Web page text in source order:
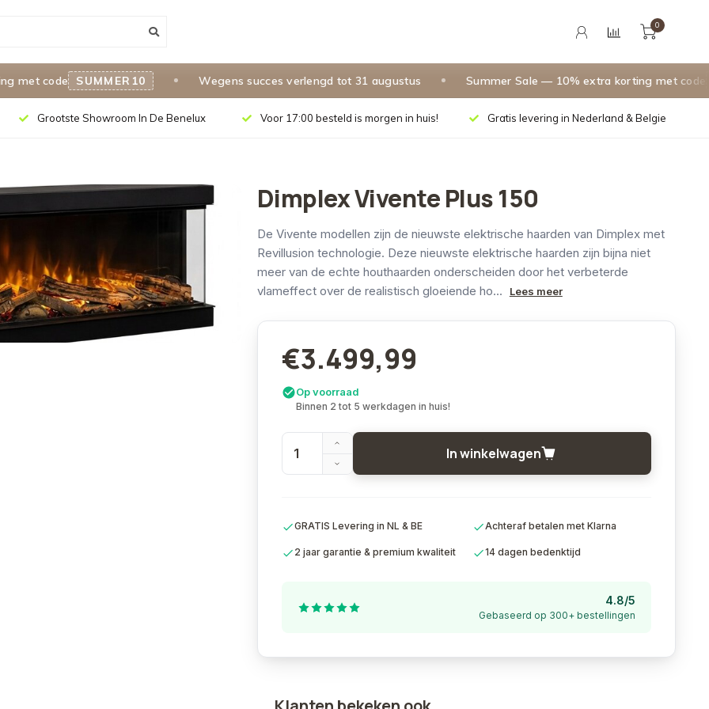
code SUMMER10 Wegens succes verlengd tot 31 augustus Summer Sale — 10% extra korting met code
0
Grootste Showroom In De Benelux Voor 17:00 besteld is morgen in huis! Gratis levering in Nederland & Belgie
Dimplex Vivente Plus 150
De Vivente modellen zijn de nieuwste elektrische haarden van Dimplex met
Revillusion technologie. Deze nieuwste elektrische haarden zijn bijna niet
meer van de echte houthaarden onderscheiden door het verbeterde
vlameffect over de realistisch gloeiende ho...
Lees meer
€3.499,99
Op voorraad
Binnen 2 tot 5 werkdagen in huis!
In winkelwagen
GRATIS Levering in NL & BE Achteraf betalen met Klarna
2 jaar garantie & premium kwaliteit 14 dagen bedenktijd
4.8/5
Gebaseerd op 300+ bestellingen